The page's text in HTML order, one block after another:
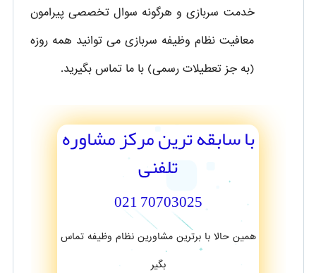
خدمت سربازی و هرگونه سوال تخصصی پیرامون
معافیت نظام وظیفه سربازی می توانید همه روزه
(به جز تعطیلات رسمی) با ما تماس بگیرید.
با سابقه ترین مرکز مشاوره
تلفنی
70703025 021
همین حالا با برترین مشاورین نظام وظیفه تماس
بگیر